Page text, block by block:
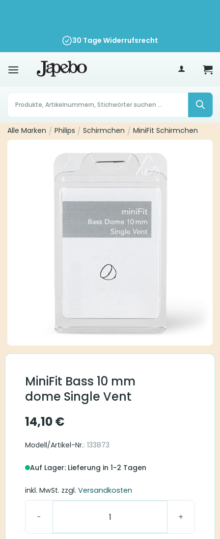
70
30 Tage Widerrufsrecht
Products
search
Alle Marken / Philips / Schirmchen / MiniFit Schirmchen
MiniFit Bass 10 mm
dome Single Vent
14,10€
Modell/Artikel-Nr.: 133873
Auf Lager: Lieferung in 1-2 Tagen
inkl. MwSt. zzgl. Versandkosten